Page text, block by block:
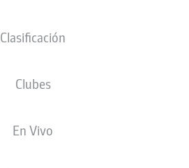
Clasificación
Clubes
En Vivo